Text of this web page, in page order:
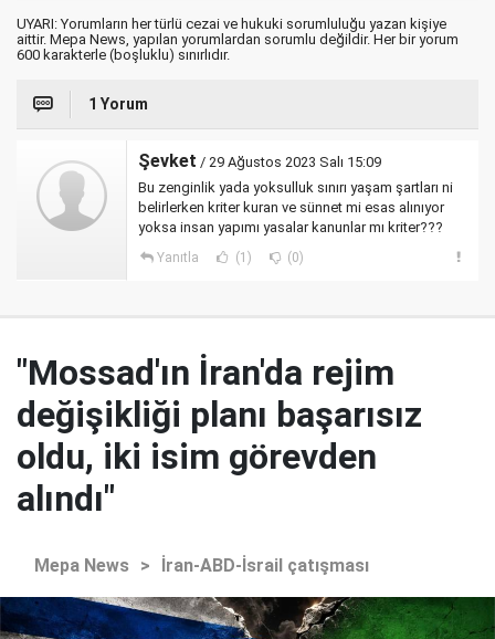
UYARI: Yorumların her türlü cezai ve hukuki sorumluluğu yazan kişiye
aittir. Mepa News, yapılan yorumlardan sorumlu değildir. Her bir yorum
600 karakterle (boşluklu) sınırlıdır.
1 Yorum
Şevket / 29 Ağustos 2023 Salı 15:09
Bu zenginlik yada yoksulluk sınırı yaşam şartları ni
belirlerken kriter kuran ve sünnet mi esas alınıyor
yoksa insan yapımı yasalar kanunlar mı kriter???
Yanıtla (1) (0)
"Mossad'ın İran'da rejim
değişikliği planı başarısız
oldu, iki isim görevden
alındı"
Mepa News > İran-ABD-İsrail çatışması